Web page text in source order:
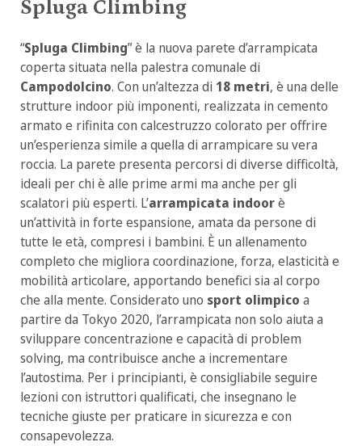
Spluga Climbing
“Spluga Climbing” è la nuova parete d’arrampicata
coperta situata nella palestra comunale di
Campodolcino. Con un’altezza di 18 metri, è una delle
strutture indoor più imponenti, realizzata in cemento
armato e rifinita con calcestruzzo colorato per offrire
un’esperienza simile a quella di arrampicare su vera
roccia. La parete presenta percorsi di diverse difficoltà,
ideali per chi è alle prime armi ma anche per gli
scalatori più esperti. L’arrampicata indoorè
un’attività in forte espansione, amata da persone di
tutte le età, compresi i bambini. È un allenamento
completo che migliora coordinazione, forza, elasticità e
mobilità articolare, apportando benefici sia al corpo
che alla mente. Considerato uno sport olimpico a
partire da Tokyo 2020, l’arrampicata non solo aiuta a
sviluppare concentrazione e capacità di problem
solving, ma contribuisce anche a incrementare
l’autostima. Per i principianti, è consigliabile seguire
lezioni con istruttori qualificati, che insegnano le
tecniche giuste per praticare in sicurezza e con
consapevolezza.